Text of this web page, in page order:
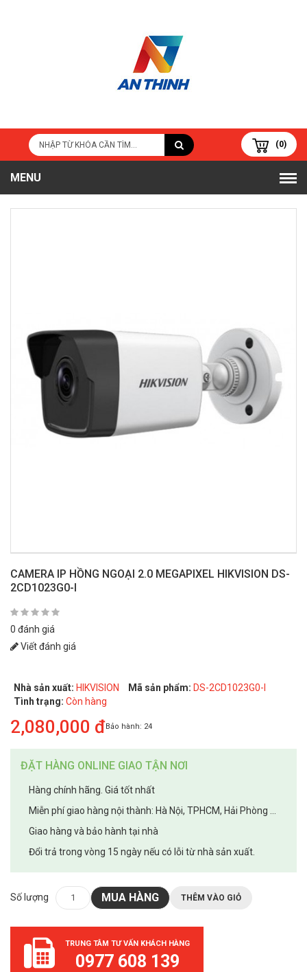
(0)
MENU
CAMERA IP HỒNG NGOẠI 2.0 MEGAPIXEL HIKVISION DS-
2CD1023G0-I
0 đánh giá
Viết đánh giá
Nhà sản xuất: HIKVISION Mã sản phẩm: DS-2CD1023G0-I
Tình trạng: Còn hàng
2,080,000 đBảo hành: 24
ĐẶT HÀNG ONLINE GIAO TẬN NƠI
Hàng chính hãng. Giá tốt nhất
Miễn phí giao hàng nội thành: Hà Nội, TPHCM, Hải Phòng ...
Giao hàng và bảo hành tại nhà
Đổi trả trong vòng 15 ngày nếu có lỗi từ nhà sản xuất.
Số lượng MUA HÀNG THÊM VÀO GIỎ
TRUNG TÂM TƯ VẤN KHÁCH HÀNG
0977 608 139